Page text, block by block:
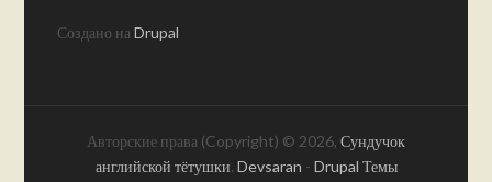
Создано наDrupal
Авторские права (Copyright) © 2026, Сундучок
английской тётушки. Devsaran - Drupal Темы